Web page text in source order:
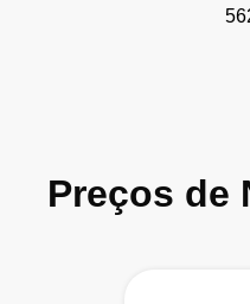
Preços de